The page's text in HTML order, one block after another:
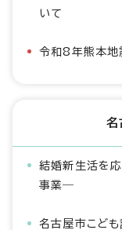
いて
令和8年熊本地
名
結婚新生活を
事業―
名古屋市こど